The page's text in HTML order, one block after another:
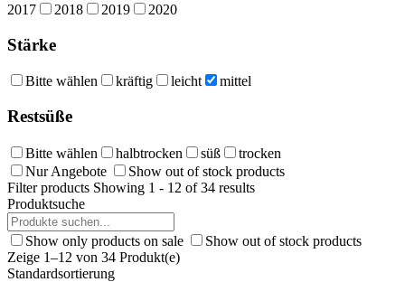
2017
2018 2019 2020
Stärke
Bitte wählen kräftig leicht mittel
Restsüße
Bitte wählen halbtrocken süß
trocken
Nur Angebote
Show out of stock products
Filter products Showing 1 - 12 of 34 results
Produktsuche
Show only products on sale
Show out of stock products
Zeige 1–12 von 34 Produkt(e)
Standardsortierung